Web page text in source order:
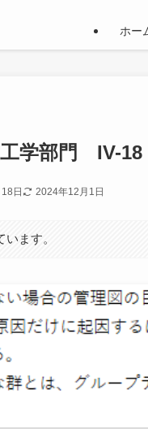
ホー
学部門 IV-18
日 2024年12月1日
ます。